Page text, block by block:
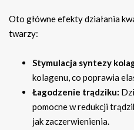
Oto główne efekty działania
twarzy:
Stymulacja syntezy
kolagenu, co poprawia
Łagodzenie trądziku:
pomocne w redukcji
jak zaczerwienienia.